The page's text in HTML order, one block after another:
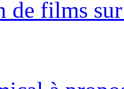
de films